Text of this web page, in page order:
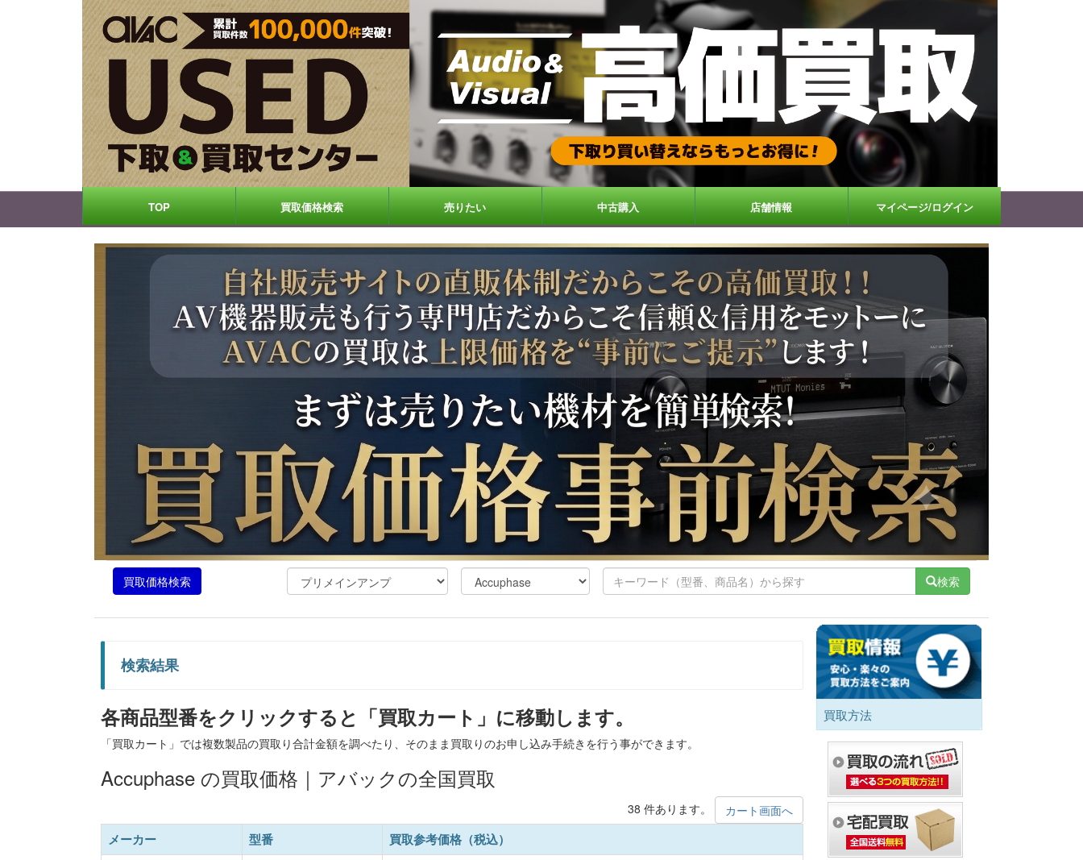
TOP 買取価格検索 売りたい 中古購入 店舗情報 マイページ/ログイン
買取価格検索 検索
検索結果
各商品型番をクリックすると「買取カート」に移動します。
「買取カート」では複数製品の買取り合計金額を調べたり、そのまま買取りのお申し込み手続きを行う事ができます。
Accuphase の買取価格｜アバックの全国買取
38 件あります。 カート画面へ
メーカー 型番 買取参考価格（税込）
買取方法